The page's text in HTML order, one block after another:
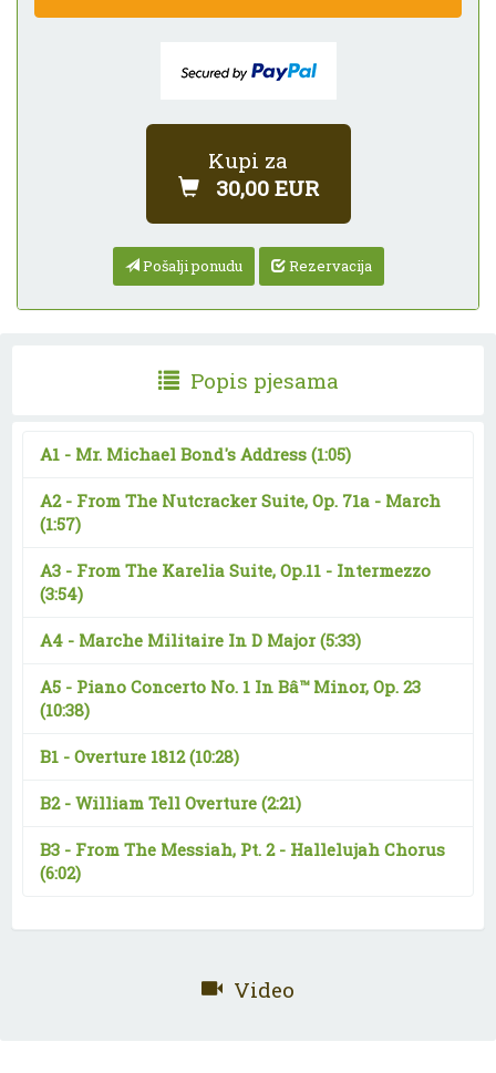
Kupi za
30,00 EUR
Pošalji ponudu Rezervacija
Popis pjesama
A1 - Mr. Michael Bond's Address (1:05)
A2 - From The Nutcracker Suite, Op. 71a - March
(1:57)
A3 - From The Karelia Suite, Op.11 - Intermezzo
(3:54)
A4 - Marche Militaire In D Major (5:33)
A5 - Piano Concerto No. 1 In Bâ™­ Minor, Op. 23
(10:38)
B1 - Overture 1812(10:28)
B2 - William Tell Overture (2:21)
B3 - From The Messiah, Pt. 2 - Hallelujah Chorus
(6:02)
Video